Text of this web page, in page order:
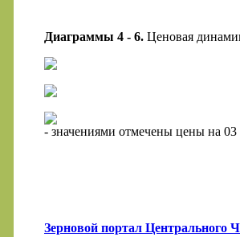
Диаграммы 4 - 6. Ценовая
- значениями отмечены цены на
Зерновой портал Центрального